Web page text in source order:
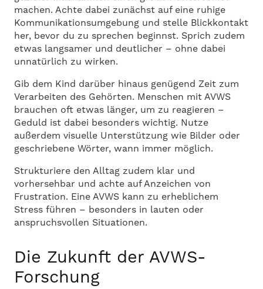
machen. Achte dabei zunächst auf eine ruhige
Kommunikationsumgebung und stelle Blickkontakt
her, bevor du zu sprechen beginnst. Sprich zudem
etwas langsamer und deutlicher – ohne dabei
unnatürlich zu wirken.
Gib dem Kind darüber hinaus genügend Zeit zum
Verarbeiten des Gehörten. Menschen mit AVWS
brauchen oft etwas länger, um zu reagieren –
Geduld ist dabei besonders wichtig. Nutze
außerdem visuelle Unterstützung wie Bilder oder
geschriebene Wörter, wann immer möglich.
Strukturiere den Alltag zudem klar und
vorhersehbar und achte auf Anzeichen von
Frustration. Eine AVWS kann zu erheblichem
Stress führen – besonders in lauten oder
anspruchsvollen Situationen.
Die Zukunft der AVWS-
Forschung